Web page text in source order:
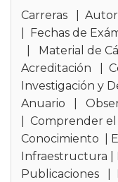
Carreras |
Fechas de
Material de
Acreditación |
Investigación y
Anuario |
|Comprender
Conocimiento
Infraestructura
Publicaciones